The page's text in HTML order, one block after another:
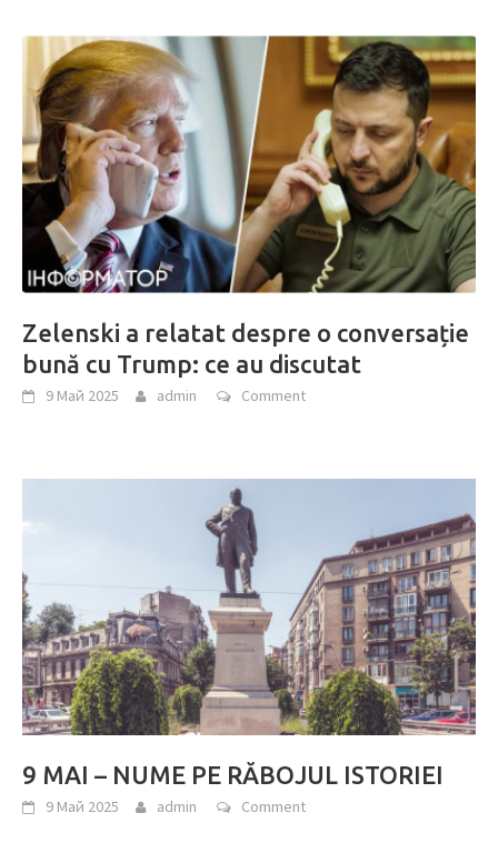
Zelenski a relatat despre o conversație
bună cu Trump: ce au discutat
9 Май 2025 admin Comment
9 MAI – NUME PE RĂBOJUL ISTORIEI
9 Май 2025 admin Comment